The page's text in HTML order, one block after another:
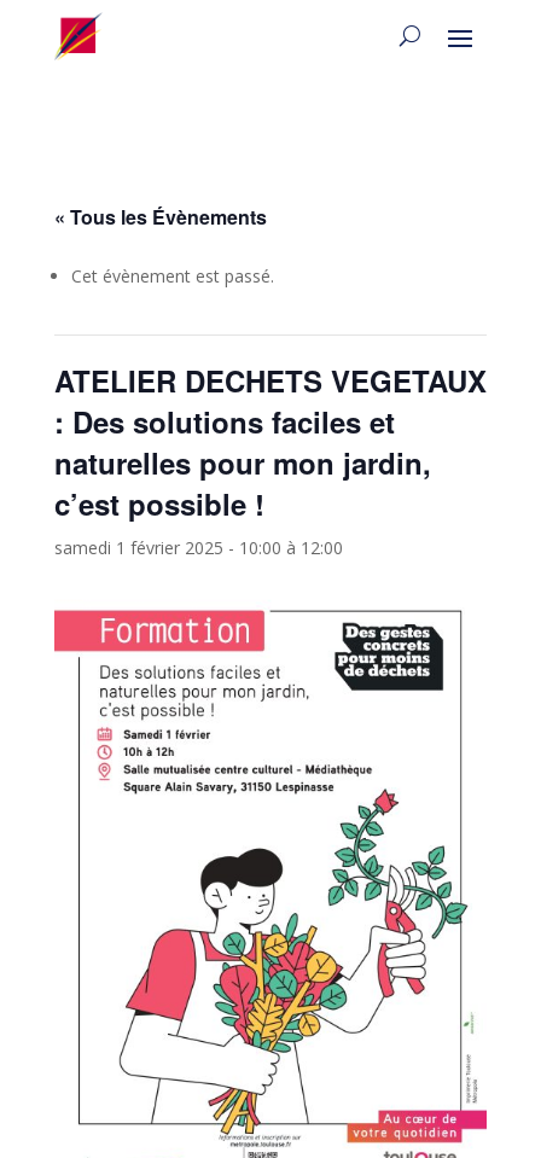
« Tous les Évènements
Cet évènement est passé.
ATELIER DECHETS VEGETAUX
: Des solutions faciles et
naturelles pour mon jardin,
c’est possible !
samedi 1 février 2025 - 10:00 à 12:00